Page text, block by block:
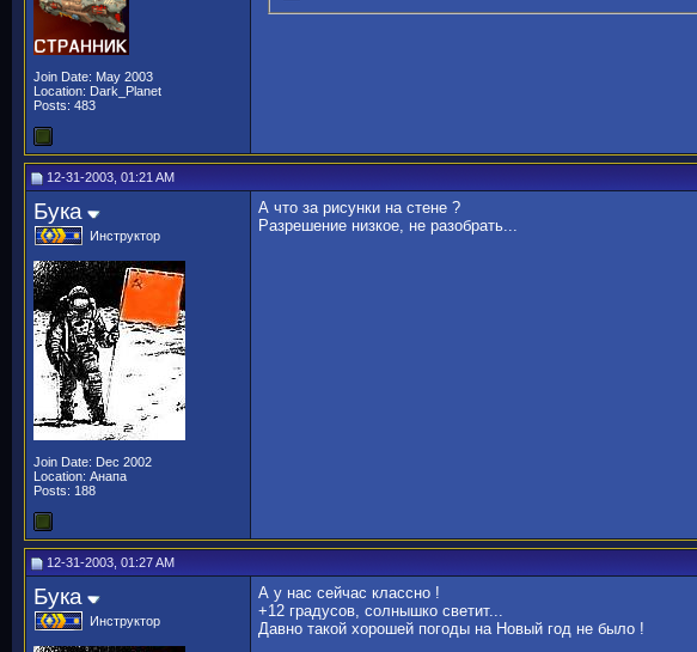
Join Date: May 2003
Location: Dark_Planet
Posts: 483
12-31-2003, 01:21 AM
Бука
Инструктор
Join Date: Dec 2002
Location: Анапа
Posts: 188
А что за рисунки на стене ?
Разрешение низкое, не разобрать...
12-31-2003, 01:27 AM
Бука
Инструктор
А у нас сейчас классно !
+12 градусов, солнышко светит...
Давно такой хорошей погоды на Новый год не было !